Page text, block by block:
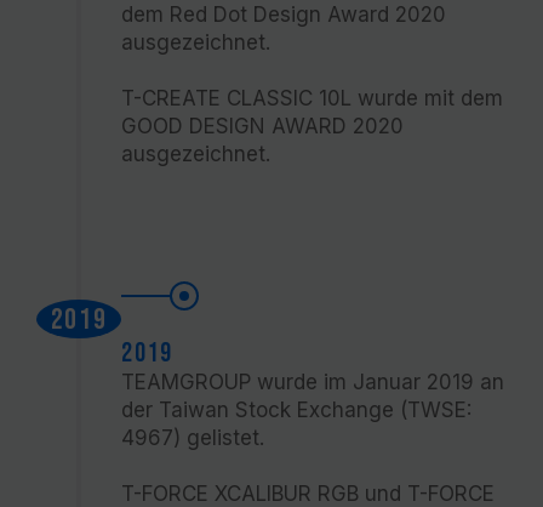
dem Red Dot Design Award 2020
ausgezeichnet.
T-CREATE CLASSIC 10L wurde mit dem
GOOD DESIGN AWARD 2020
ausgezeichnet.
2019
2019
TEAMGROUP wurde im Januar 2019 an
der Taiwan Stock Exchange (TWSE:
4967) gelistet.
T-FORCE XCALIBUR RGB und T-FORCE